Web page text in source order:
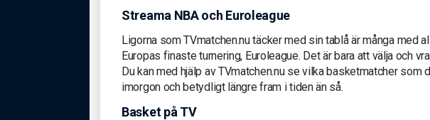
Streama NBA och Euroleague
Ligorna som TVmatchen.nu täcker med sin tablå är många med
Europas finaste turnering, Euroleague. Det är bara att välja och
Du kan med hjälp av TVmatchen.nu se vilka basketmatcher som
imorgon och betydligt längre fram i tiden än så.
Basket på TV